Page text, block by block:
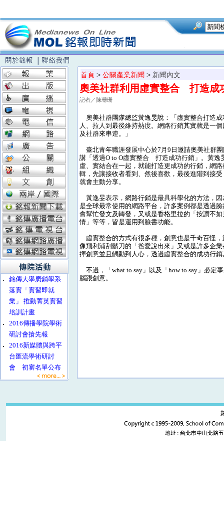
‧
銘傳大學廣銷學系
落實「實習即就
業」 推動菁英實習
培訓計畫
‧
2016傳播學院學術
研討會搶先報
‧
2016新媒體與跨平
台匯流學術研討
會 初審名單公布
首頁 > 公關產業新聞 > 新聞內文
奧美社群利用虛實整合 打造成
記者／陳珊珊
奧美社群團隊總監黃逸旻說：「虛實整合打造
人、拉人到最後維持熱度。網路行銷其實就是一
及社群來串連。」
臺北青年職涯發展中心於7月9日邀請奧美社群
講「透過O to O虛實整合 打造成功行銷」。黃逸
虛、實結合在一起，就能打造更成功的行銷，網
輯，先讓接收者看到、然後喜歡，最後進階到接
就會主動分享。
黃逸旻表示，網路行銷是最具科學化的方法，
是全球最常使用的網路平台，許多案例都是透過
會幫忙發文及轉發，又或是香格里拉的「按讚不
情」等等，皆是運用到臉書功能。
虛實整合的方式有很多種，創意也是千奇百怪
像飛利浦刮鬍刀的「爸愛說出來」又或是許多企
揮創意並且觸動到人心，透過虛實整合的成功行
不過，「what to say」以及「how to say」必定
腦跟創意。